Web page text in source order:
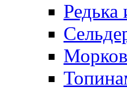
Редька